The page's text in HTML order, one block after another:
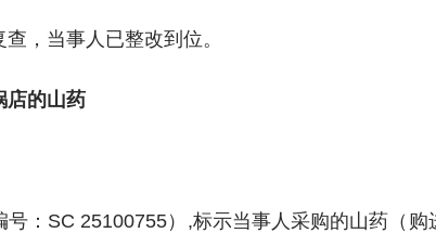
，当事人已整改到位。
店的山药
：SC 25100755）,标示当事人采购的山药（